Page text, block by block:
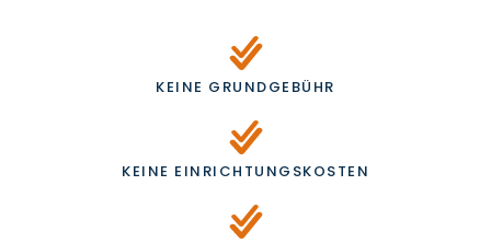
KEINE GRUNDGEBÜHR
KEINE EINRICHTUNGSKOSTEN